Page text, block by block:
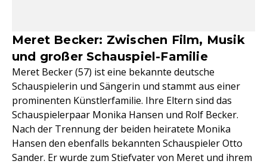
Meret Becker: Zwischen Film, Musik
und großer Schauspiel-Familie
Meret Becker (57) ist eine bekannte deutsche
Schauspielerin und Sängerin und stammt aus einer
prominenten Künstlerfamilie. Ihre Eltern sind das
Schauspielerpaar Monika Hansen und Rolf Becker.
Nach der Trennung der beiden heiratete Monika
Hansen den ebenfalls bekannten Schauspieler Otto
Sander. Er wurde zum Stiefvater von Meret und ihrem